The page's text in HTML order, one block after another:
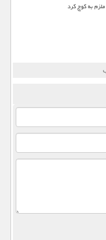
به کوچ کرد